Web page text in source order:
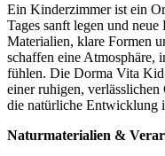
Ein Kinderzimmer ist ein
Tages sanft legen und
Materialien, klare Formen
schaffen eine Atmosphäre,
fühlen. Die Dorma Vita Kid
einer ruhigen,
die natürliche Entwicklung
Naturmaterialien &